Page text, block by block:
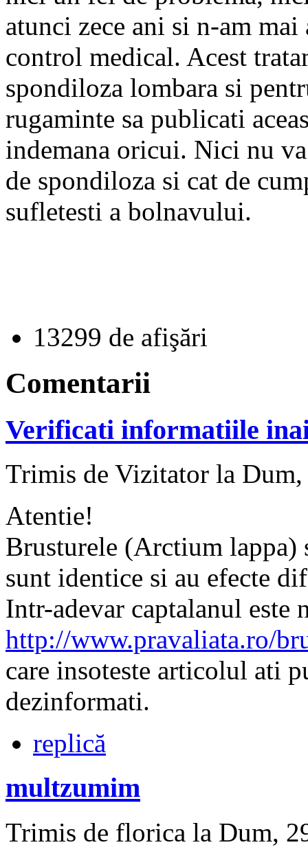
atunci zece ani si n-am
control medical. Acest
spondiloza lombara si
rugaminte sa publicati
indemana oricui. Nici nu
de spondiloza si cat de
sufletesti a bolnavului.
13299 de afişări
Comentarii
Verificati informatiile
Trimis de Vizitator la
Atentie!
Brusturele (Arctium lappa)
sunt identice si au efecte
Intr-adevar captalanul este
http://www.pravaliata.ro/
care insoteste articolul ati
dezinformati.
replică
multzumim
Trimis de florica la Dum,